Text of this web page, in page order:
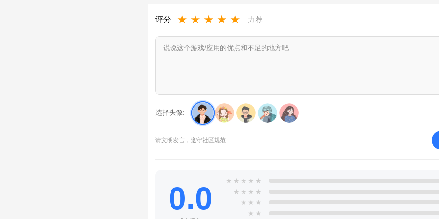
评分 ★ ★ ★ ★ ★ 力荐
选择头像:
请文明发言，遵守社区规范
0.0 ★ ★ ★ ★ ★
★ ★ ★ ★
★ ★ ★
★ ★